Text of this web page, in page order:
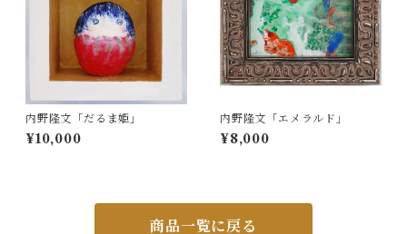
内野隆文「だるま姫」
¥10,000
内野隆文「エメラルド」
¥8,000
商品一覧に戻る